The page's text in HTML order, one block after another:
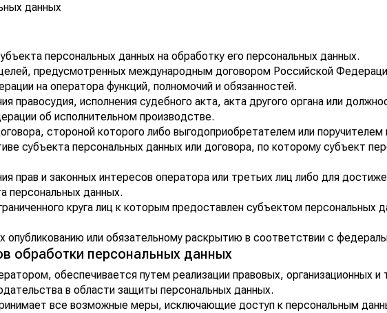
данных
персональных данных на обработку его персональных данных.
предусмотренных международным договором Российской
на оператора функций, полномочий и обязанностей.
исполнения судебного акта, акта другого органа или
об исполнительном производстве.
стороной которого либо выгодоприобретателем или
субъекта персональных данных или договора, по которому субъект
прав и законных интересов оператора или третьих лиц либо для
персональных данных.
круга лиц к которым предоставлен субъектом персональных
или обязательному раскрытию в соответствии с
обработки персональных данных
обеспечивается путем реализации правовых, организационных
в области защиты персональных данных.
все возможные меры, исключающие доступ к персональным